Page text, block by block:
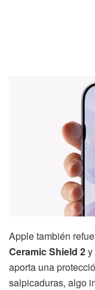
Apple también
Ceramic Shield 2y
aporta una
salpicaduras, algo